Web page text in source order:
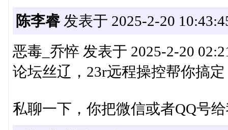
陈李睿发表于 2025-2-20
恶毒_乔悴 发表于 2025-2-20
论坛丝辽，23r远程操控帮你搞定
私聊一下，你把微信或者QQ号